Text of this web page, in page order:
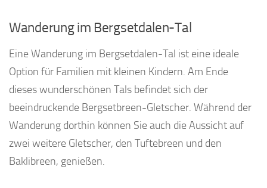
Wanderung im Bergsetdalen-Tal
Eine Wanderung im Bergsetdalen-Tal ist eine ideale
Option für Familien mit kleinen Kindern. Am Ende
dieses wunderschönen Tals befindet sich der
beeindruckende Bergsetbreen-Gletscher. Während der
Wanderung dorthin können Sie auch die Aussicht auf
zwei weitere Gletscher, den Tuftebreen und den
Baklibreen, genießen.